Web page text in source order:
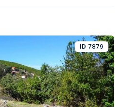
ID 7879